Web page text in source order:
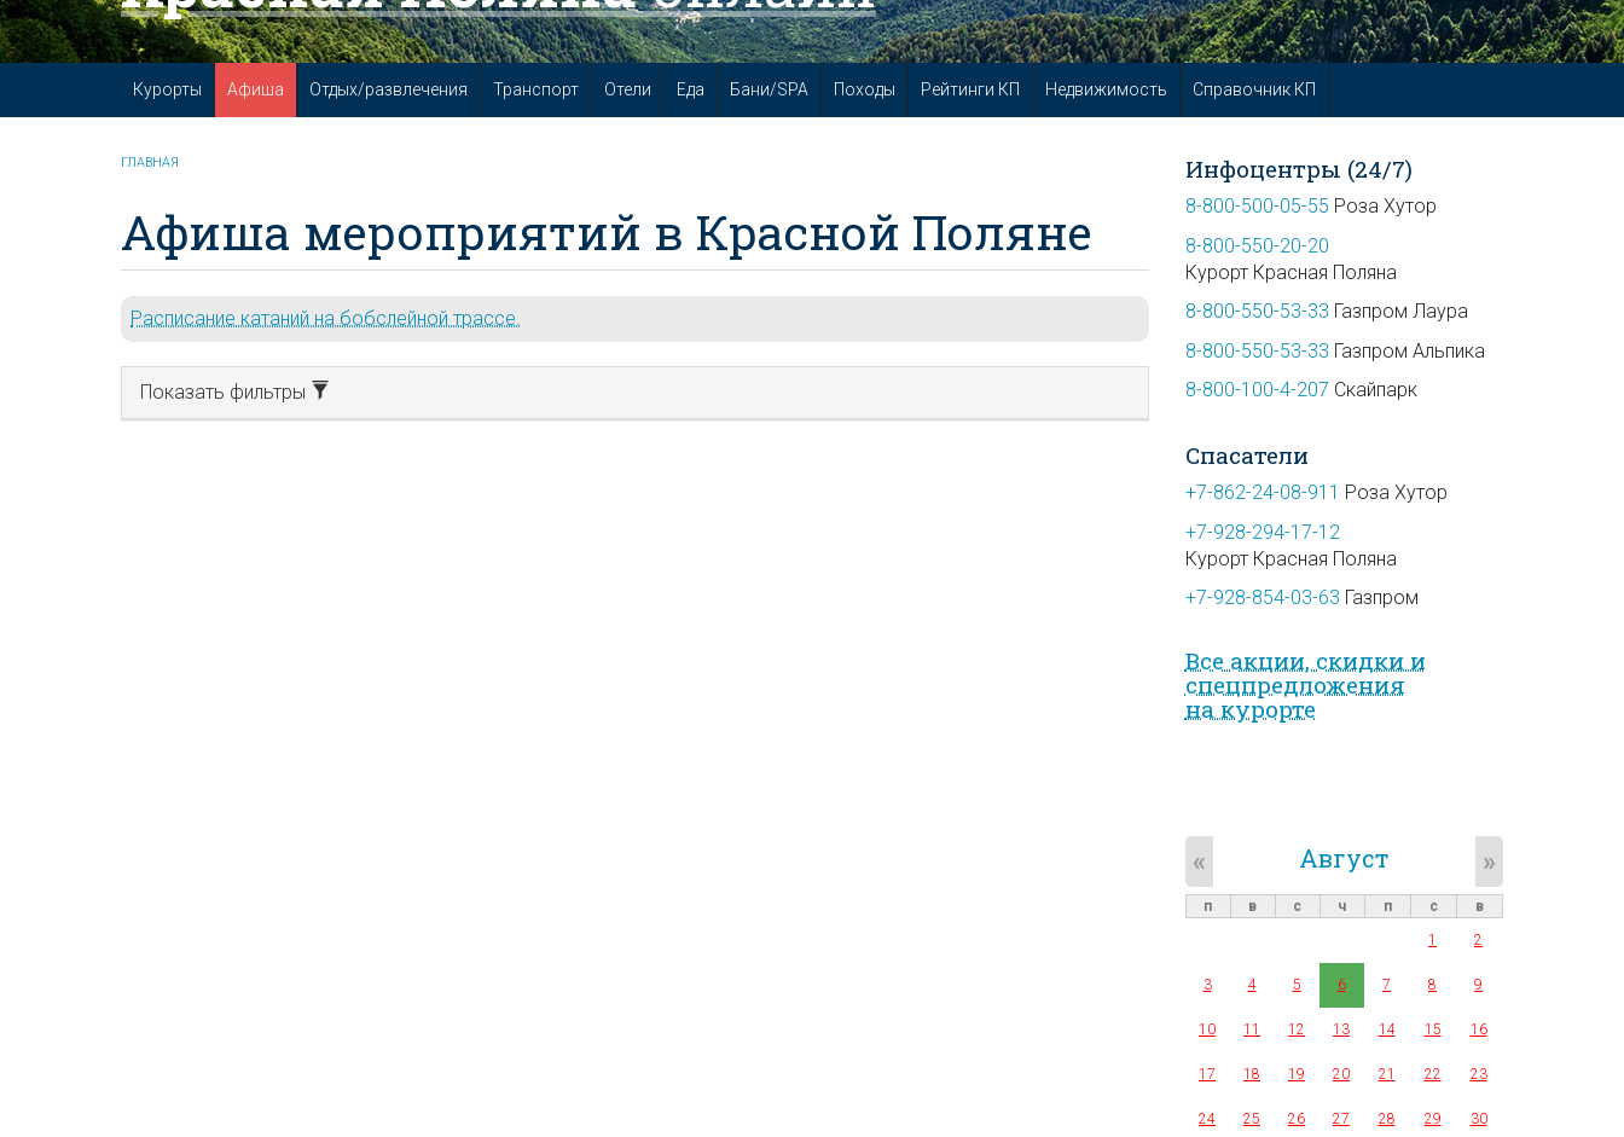
Курорты Афиша Отдых/развлечения Транспорт Отели Еда Бани/SPA Походы Рейтинги КП Недвижимость Справочник КП
ГЛАВНАЯ
Афиша мероприятий в Красной Поляне
Расписание катаний на бобслейной трассе.
Показать фильтры
Инфоцентры (24/7)
8-800-500-05-55 Роза Хутор
8-800-550-20-20
Курорт Красная Поляна
8-800-550-53-33 Газпром Лаура
8-800-550-53-33 Газпром Альпика
8-800-100-4-207 Скайпарк
Спасатели
+7-862-24-08-911 Роза Хутор
+7-928-294-17-12
Курорт Красная Поляна
+7-928-854-03-63 Газпром
Все акции, скидки и
спец­предложе­ния
на курорте
Август
« »
п в с ч п с
в
1
2
3 4 5 6 7 8 9
10 11 12 13 14 15 16
17 18 19 20 21 22 23
24 25 26 27 28 29 30